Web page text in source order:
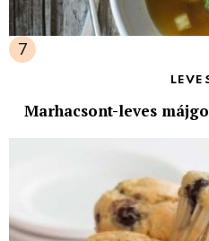
Marhacsont-leves